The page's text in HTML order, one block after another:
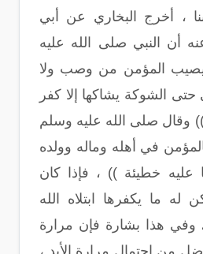
، أخرج البخاري عن أبي
أن النبي صلى الله عليه
المؤمن من وصب ولا
الشوكة يشاكها إلا كفر
)) وقال صلى الله عليه وسلم
في أهله وماله وولده
عليه خطيئة )) ، فإذا كان
له ما يكفرها ابتلاه الله
وفي هذا بشارة فإن مرارة